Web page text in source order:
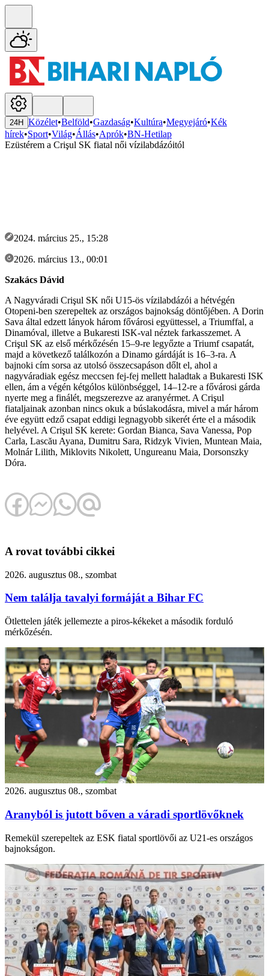
24H Közélet•Belföld•Gazdaság•Kultúra•Megyejáró•Kék
hírek•Sport•Világ•Állás•Aprók•BN-Hetilap
Ezüstérem a Crişul SK fiatal női vízilabdázóitól
2024. március 25., 15:28
2026. március 13., 00:01
Szakács Dávid
A Nagyváradi Crişul SK női U15-ös vízilabdázói a hétvégén
Otopeni-ben szerepeltek az országos bajnokság döntőjében. A Dorin
Sava által edzett lányok három fővárosi együttessel, a Triumffal, a
Dinamóval, illetve a Bukaresti ISK-val néztek farkasszemet. A
Crişul SK az első mérkőzésén 15–9-re legyőzte a Triumf csapatát,
majd a következő találkozón a Dinamo gárdáját is 16–3-ra. A
bajnoki cím sorsa az utolsó összecsapáson dőlt el, ahol a
nagyváradiak egész meccsen fej-fej mellett haladtak a Bukaresti ISK
ellen, ám a végén kétgólos különbséggel, 14–12-re a fővárosi gárda
nyerte meg a finálét, megszerezve az aranyérmet. A Crişul
fiataljainak azonban nincs okuk a búslakodásra, mivel a már három
éve együtt edző csapat eddigi legnagyobb sikerét érte el a második
helyével. A Crişul SK kerete: Gordan Bianca, Sava Vanessa, Pop
Carla, Lascău Ayana, Dumitru Sara, Ridzyk Vivien, Muntean Maia,
Molnár Lilith, Miklovits Nikolett, Ungureanu Maia, Dorsonszky
Dóra.
A rovat további cikkei
2026. augusztus 08., szombat
Nem találja tavalyi formáját a Bihar FC
Ötlettelen játék jellemezte a piros-kékeket a második forduló
mérkőzésén.
2026. augusztus 08., szombat
Aranyból is jutott bőven a váradi sportlövőknek
Remekül szerepeltek az ESK fiatal sportlövői az U21-es országos
bajnokságon.